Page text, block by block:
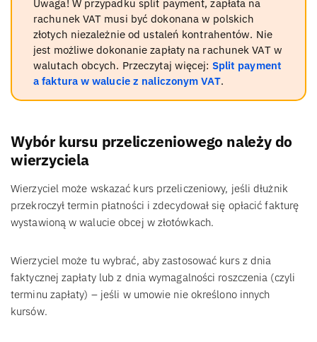
Uwaga! W przypadku split payment, zapłata na
rachunek VAT musi być dokonana w polskich
złotych niezależnie od ustaleń kontrahentów. Nie
jest możliwe dokonanie zapłaty na rachunek VAT w
walutach obcych. Przeczytaj więcej: Split payment
a faktura w walucie z naliczonym VAT.
Wybór kursu przeliczeniowego należy do
wierzyciela
Wierzyciel może wskazać kurs przeliczeniowy, jeśli dłużnik
przekroczył termin płatności i zdecydował się opłacić fakturę
wystawioną w walucie obcej w złotówkach.
Wierzyciel może tu wybrać, aby zastosować kurs z dnia
faktycznej zapłaty lub z dnia wymagalności roszczenia (czyli
terminu zapłaty) – jeśli w umowie nie określono innych
kursów.